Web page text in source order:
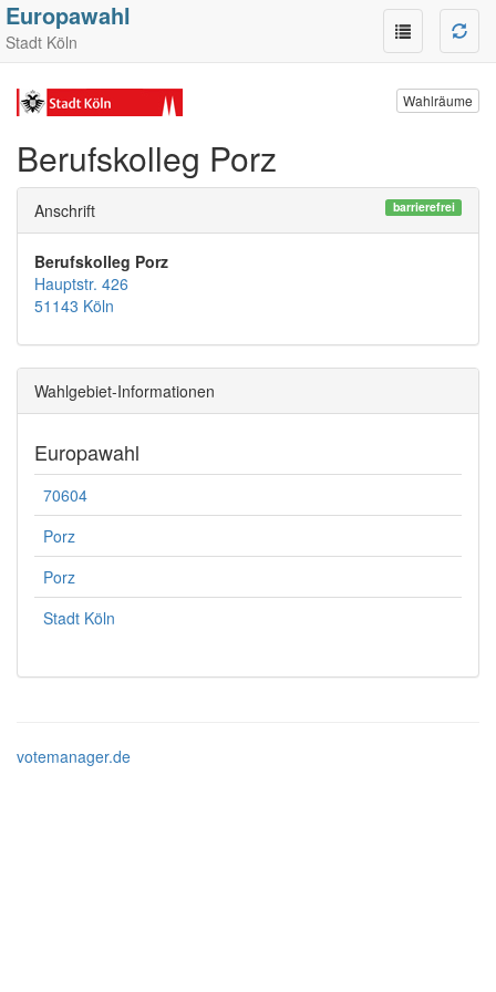
Europawahl
Stadt Köln
Wahlräume
Berufskolleg Porz
Anschrift barrierefrei
Berufskolleg Porz
Hauptstr. 426
51143 Köln
Wahlgebiet-Informationen
Europawahl
70604
Porz
Porz
Stadt Köln
votemanager.de